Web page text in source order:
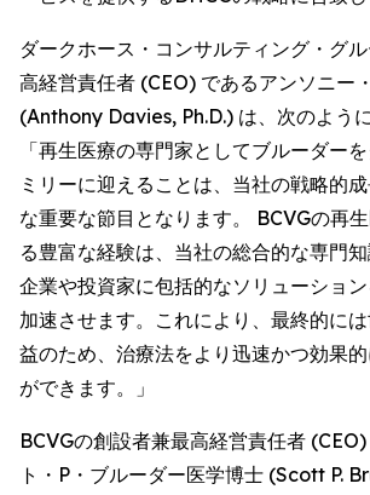
ダークホース・コンサルティング・グ
高経営責任者 (CEO) であるアンソニー
(Anthony Davies, Ph.D.) は、次のように
「再生医療の専門家としてブルーダー
ミリーに迎えることは、当社の戦略的
な重要な節目となります。 BCVGの再
る豊富な経験は、当社の総合的な専門
企業や投資家に包括的なソリューショ
加速させます。これにより、最終的に
益のため、治療法をより迅速かつ効果
ができます。」
BCVGの創設者兼最高経営責任者
ト・P・ブルーダー医学博士 (Scott P.